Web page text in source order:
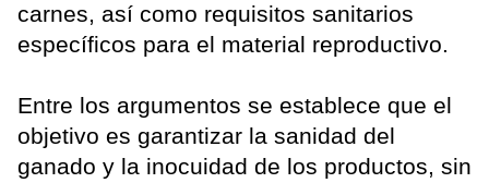
carnes, así como requisitos sanitarios
específicos para el material reproductivo.
Entre los argumentos se establece que el
objetivo es garantizar la sanidad del
ganado y la inocuidad de los productos, sin